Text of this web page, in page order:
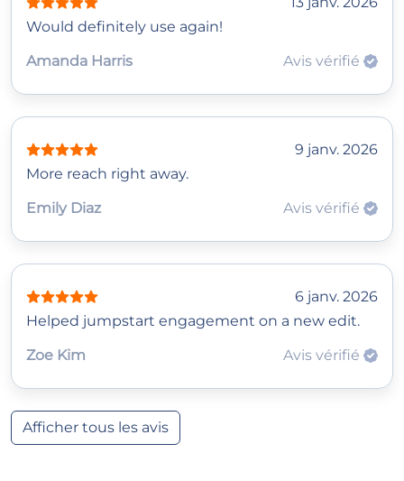
Would definitely use again!
Amanda Harris
Avis vérifié
9 janv. 2026
More reach right away.
Emily Diaz
Avis vérifié
6 janv. 2026
Helped jumpstart engagement on a new edit.
Zoe Kim
Avis vérifié
Afficher tous les avis